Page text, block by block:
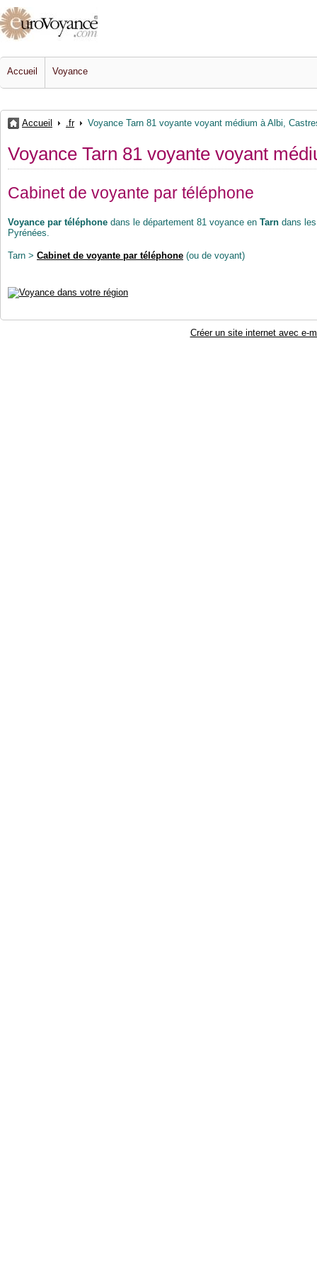
Accueil Voyance
Accueil .fr Voyance Tarn 81 voyante voyant médium à Albi,
Voyance Tarn 81 voyante voyant
Cabinet de voyante par téléphone
Voyance par téléphone dans le département 81 voyance en Tarn dans
Pyrénées.
Tarn > Cabinet de voyante par téléphone (ou de voyant)
Créer un site internet avec e-